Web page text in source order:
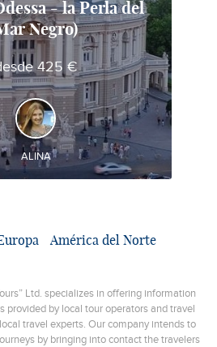
Alina
en viajes en Moldavia
Y EXPERIMENTE
Transnistria y la ciudad de
en Ucrania
- la Perla del
Negro)
425 €
ALINA
América del Norte
Ltd. specializes in offering information
provided by local tour operators and travel
travel experts. Our company intends to
by bringing into contact the travelers